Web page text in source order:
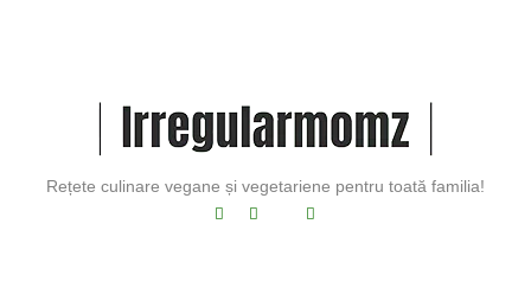
Rețete culinare vegane și vegetariene pentru toată familia!